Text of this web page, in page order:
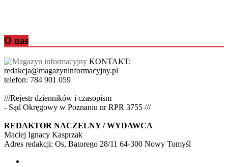
O nas
KONTAKT:
redakcja@magazyninformacyjny.pl
telefon: 784 901 059
///Rejestr dzienników i czasopism
- Sąd Okręgowy w Poznaniu nr RPR 3755 ///
REDAKTOR NACZELNY / WYDAWCA
Maciej Ignacy Kasprzak
Adres redakcji: Os, Batorego 28/11 64-300 Nowy Tomyśl